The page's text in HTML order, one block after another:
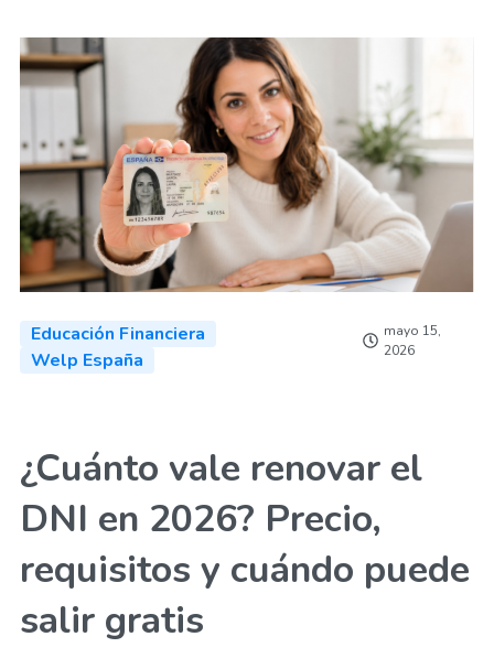
Educación Financiera
Welp España
mayo 15,
2026
¿Cuánto vale renovar el
DNI en 2026? Precio,
requisitos y cuándo puede
salir gratis